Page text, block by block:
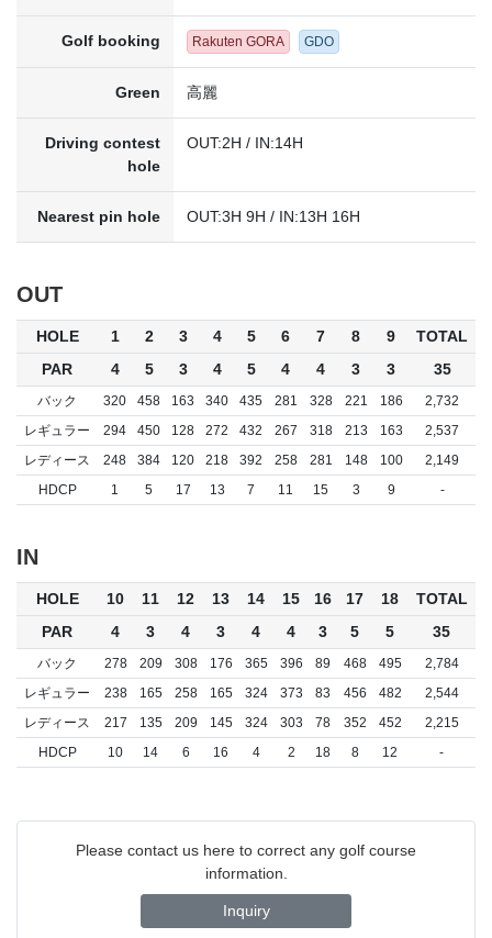
Golf booking Rakuten GORA GDO
Green 高麗
Driving contest
hole
OUT:2H / IN:14H
Nearest pin hole OUT:3H 9H / IN:13H 16H
OUT
HOLE 1 2 3 4 5 6 7 8 9
TOTAL
PAR
4 5 3 4 5 4 4 3 3 35
バック 320 458 163 340 435 281 328 221 186
2,732
レギュラー
294 450 128 272 432 267 318 213 163
2,537
レディース
248 384 120 218 392 258 281 148 100
2,149
HDCP
1 5 17 13 7 11 15 3 9 -
IN
HOLE 10 11 12 13 14 15 16 17 18
TOTAL
PAR
4 3 4 3 4 4 3 5 5 35
バック 278 209 308 176 365 396 89 468 495
2,784
レギュラー
238 165 258 165 324 373 83 456 482
2,544
レディース
217 135 209 145 324 303 78 352 452
2,215
HDCP
10 14 6 16 4 2 18 8 12 -
Please contact us here to correct any golf course
information.
Inquiry